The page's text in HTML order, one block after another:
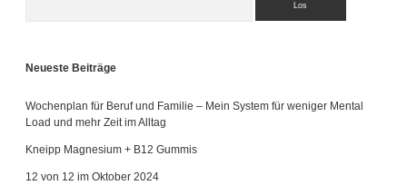
Neueste Beiträge
Wochenplan für Beruf und Familie – Mein System für weniger Mental
Load und mehr Zeit im Alltag
Kneipp Magnesium + B12 Gummis
12 von 12 im Oktober 2024